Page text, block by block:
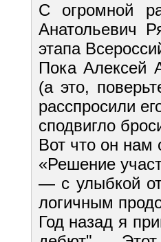
С огромной
Анатольевич
этапа
Пока Алексей
(а это,
расспросили
сподвигло
Вот что он нам
«Решение
— с улыбкой
логичным
Год назад я